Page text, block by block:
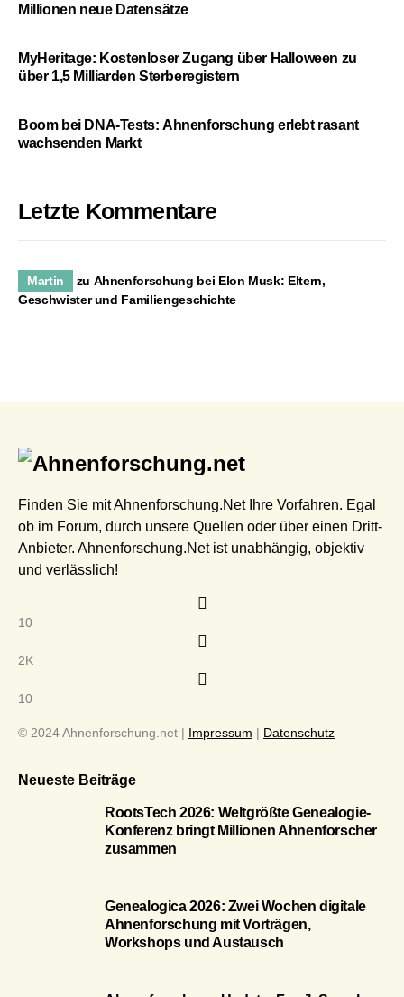
Millionen neue Datensätze
MyHeritage: Kostenloser Zugang über Halloween zu
über 1,5 Milliarden Sterberegistern
Boom bei DNA-Tests: Ahnenforschung erlebt rasant
wachsenden Markt
Letzte Kommentare
Martin zu Ahnenforschung bei Elon Musk: Eltern,
Geschwister und Familiengeschichte
Finden Sie mit Ahnenforschung.Net Ihre Vorfahren. Egal
ob im Forum, durch unsere Quellen oder über einen Dritt-
Anbieter. Ahnenforschung.Net ist unabhängig, objektiv
und verlässlich!
10
2K
10
© 2024 Ahnenforschung.net | Impressum | Datenschutz
Neueste Beiträge
RootsTech 2026: Weltgrößte Genealogie-
Konferenz bringt Millionen Ahnenforscher
zusammen
Genealogica 2026: Zwei Wochen digitale
Ahnenforschung mit Vorträgen,
Workshops und Austausch